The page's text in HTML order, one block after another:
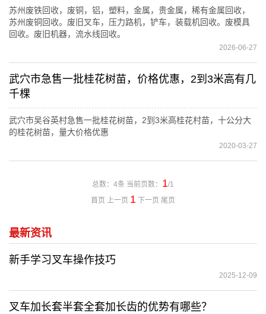
苏州废铁回收，废铜，铝，塑料，金属，贵金属，稀有金属回收，
苏州废铜回收。废旧叉车，压力路机，铲车，装载机回收。废模具
回收。废旧机器，流水线回收。
2026-06-27
武穴市急售一批桂花树苗，价格优惠，2到3米高有几
千棵
武穴市吴谷英村急售一批桂花树苗，2到3米高桂花村苗，十公分大
的桂花树苗，量大价格优惠
2020-03-27
总数：4条 当前页数： 1/1
首页 上一页 1 下一页 尾页
最新资讯
新手学习‌叉车操作技巧
2025-12-09
叉车加长套半套全套加长齿的优势有哪些？